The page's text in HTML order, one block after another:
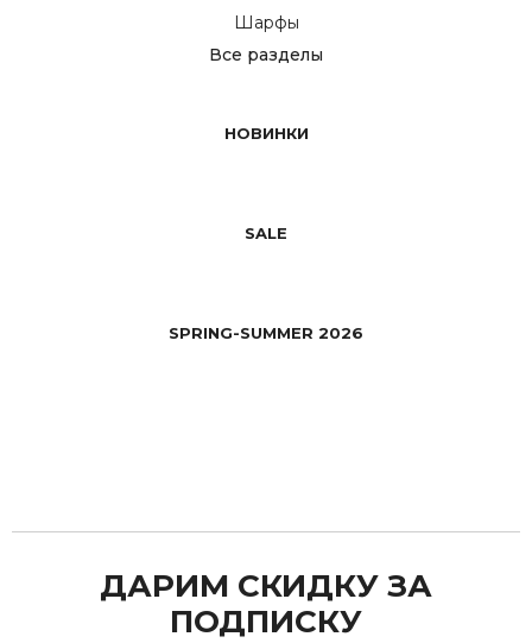
Шарфы
Все разделы
НОВИНКИ
SALE
SPRING-SUMMER 2026
ДАРИМ СКИДКУ ЗА
ПОДПИСКУ